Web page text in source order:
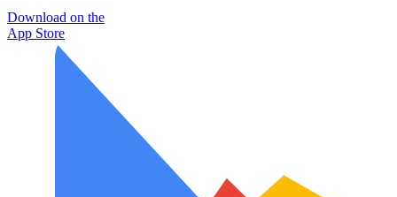
Download on the
App Store